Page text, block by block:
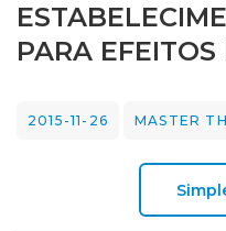
Statistics
PARA
2015-11-26 MASTER